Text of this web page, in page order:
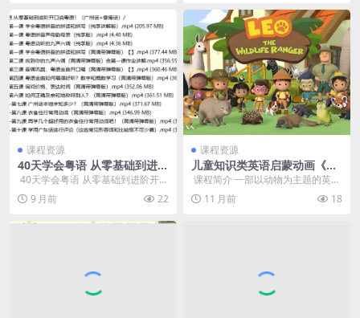
课程资源
40天学会粤语 从零基础到进阶
开口说粤语！（广州话+香港
话）
​ 40天学会粤语 从零基础到进阶开口
说粤语！（广州话+香港话）/ │ ...
9 月前 22
课程资源
儿童知识类英语启蒙动画《动
物小游侠 Leo The Wildlife R
anger》
​ 课程简介 一部以动物为主题的英语
启蒙动画片，适合3-6岁儿童观看。
每集通过...
11 月前 18